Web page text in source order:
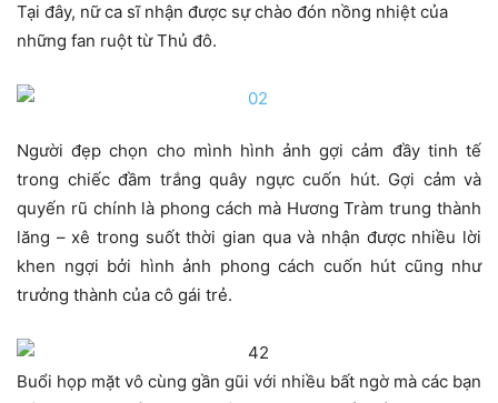
Tại đây, nữ ca sĩ nhận được sự chào đón nồng nhiệt của
những fan ruột từ Thủ đô.
Người đẹp chọn cho mình hình ảnh gợi cảm đầy tinh tế
trong chiếc đầm trắng quây ngực cuốn hút. Gợi cảm và
quyến rũ chính là phong cách mà Hương Tràm trung thành
lăng – xê trong suốt thời gian qua và nhận được nhiều lời
khen ngợi bởi hình ảnh phong cách cuốn hút cũng như
trưởng thành của cô gái trẻ.
Buổi họp mặt vô cùng gần gũi với nhiều bất ngờ mà các bạn